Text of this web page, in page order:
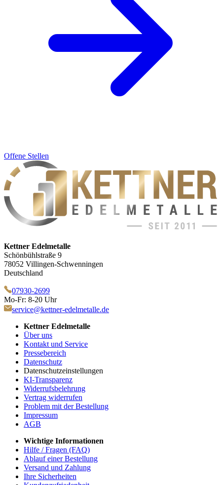
Offene Stellen
Kettner Edelmetalle
Schönbühlstraße 9
78052 Villingen-Schwenningen
Deutschland
07930-2699
Mo-Fr: 8-20 Uhr
service@kettner-edelmetalle.de
Kettner Edelmetalle
Über uns
Kontakt und Service
Pressebereich
Datenschutz
Datenschutzeinstellungen
KI-Transparenz
Widerrufsbelehrung
Vertrag widerrufen
Problem mit der Bestellung
Impressum
AGB
Wichtige Informationen
Hilfe / Fragen (FAQ)
Ablauf einer Bestellung
Versand und Zahlung
Ihre Sicherheiten